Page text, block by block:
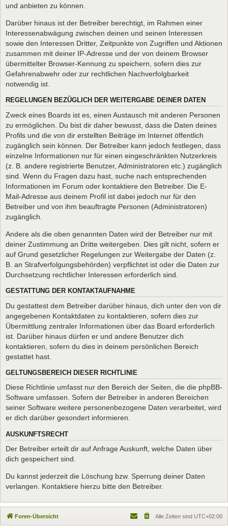
und anbieten zu können.
Darüber hinaus ist der Betreiber berechtigt, im Rahmen einer
Interessenabwägung zwischen deinen und seinen Interessen
sowie den Interessen Dritter, Zeitpunkte von Zugriffen und Aktionen
zusammen mit deiner IP-Adresse und der von deinem Browser
übermittelter Browser-Kennung zu speichern, sofern dies zur
Gefahrenabwehr oder zur rechtlichen Nachverfolgbarkeit
notwendig ist.
REGELUNGEN BEZÜGLICH DER WEITERGABE DEINER DATEN
Zweck eines Boards ist es, einen Austausch mit anderen Personen
zu ermöglichen. Du bist dir daher bewusst, dass die Daten deines
Profils und die von dir erstellten Beiträge im Internet öffentlich
zugänglich sein können. Der Betreiber kann jedoch festlegen, dass
einzelne Informationen nur für einen eingeschränkten Nutzerkreis
(z. B. andere registrierte Benutzer, Administratoren etc.) zugänglich
sind. Wenn du Fragen dazu hast, suche nach entsprechenden
Informationen im Forum oder kontaktiere den Betreiber. Die E-
Mail-Adresse aus deinem Profil ist dabei jedoch nur für den
Betreiber und von ihm beauftragte Personen (Administratoren)
zugänglich.
Andere als die oben genannten Daten wird der Betreiber nur mit
deiner Zustimmung an Dritte weitergeben. Dies gilt nicht, sofern er
auf Grund gesetzlicher Regelungen zur Weitergabe der Daten (z.
B. an Strafverfolgungsbehörden) verpflichtet ist oder die Daten zur
Durchsetzung rechtlicher Interessen erforderlich sind.
GESTATTUNG DER KONTAKTAUFNAHME
Du gestattest dem Betreiber darüber hinaus, dich unter den von dir
angegebenen Kontaktdaten zu kontaktieren, sofern dies zur
Übermittlung zentraler Informationen über das Board erforderlich
ist. Darüber hinaus dürfen er und andere Benutzer dich
kontaktieren, sofern du dies in deinem persönlichen Bereich
gestattet hast.
GELTUNGSBEREICH DIESER RICHTLINIE
Diese Richtlinie umfasst nur den Bereich der Seiten, die die phpBB-
Software umfassen. Sofern der Betreiber in anderen Bereichen
seiner Software weitere personenbezogene Daten verarbeitet, wird
er dich darüber gesondert informieren.
AUSKUNFTSRECHT
Der Betreiber erteilt dir auf Anfrage Auskunft, welche Daten über
dich gespeichert sind.
Du kannst jederzeit die Löschung bzw. Sperrung deiner Daten
verlangen. Kontaktiere hierzu bitte den Betreiber.
Foren-Übersicht Alle Zeiten sind UTC+02:00